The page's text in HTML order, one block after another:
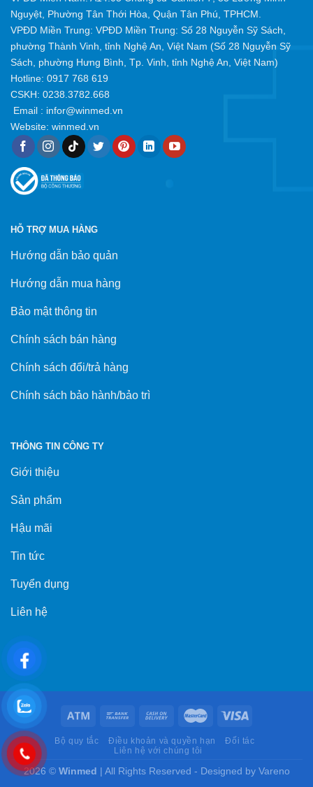
Nguyệt, Phường Tân Thới Hòa, Quận Tân Phú, TPHCM.
VPĐD Miền Trung: VPĐD Miền Trung: Số 28 Nguyễn Sỹ Sách,
phường Thành Vinh, tỉnh Nghệ An, Việt Nam (Số 28 Nguyễn Sỹ
Sách, phường Hưng Bình, Tp. Vinh, tỉnh Nghệ An, Việt Nam)
Hotline: 0917 768 619
CSKH: 0238.3782.668
Email : infor@winmed.vn
Website: winmed.vn
HỖ TRỢ MUA HÀNG
Hướng dẫn bảo quản
Hướng dẫn mua hàng
Bảo mật thông tin
Chính sách bán hàng
Chính sách đổi/trả hàng
Chính sách bảo hành/bảo trì
THÔNG TIN CÔNG TY
Giới thiệu
Sản phẩm
Hậu mãi
Tin tức
Tuyển dụng
Liên hệ
Bộ quy tắc Điều khoản và quyền hạn
Đối tác
Liên hệ với chúng tôi
2026 © Winmed | All Rights Reserved - Designed by Vareno